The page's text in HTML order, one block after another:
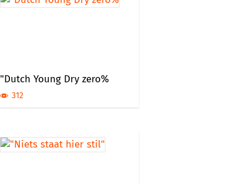
"Dutch Young Dry zero%
312